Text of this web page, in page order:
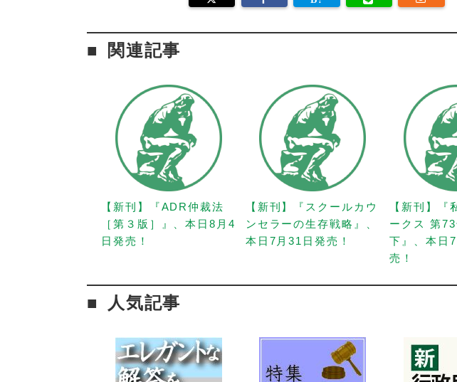
関連記事
【新刊】『ADR仲裁法
［第３版］』、本日8月4
日発売！
【新刊】『スクールカウ
ンセラーの生存戦略』、
本日7月31日発売！
【新刊】『
ークス 第73
下』、本日
売！
人気記事